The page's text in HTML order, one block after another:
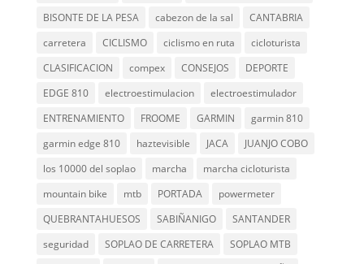
BISONTE DE LA PESA
cabezon de la sal
CANTABRIA
carretera
CICLISMO ciclismo en ruta
cicloturista
CLASIFICACION
compex CONSEJOS
DEPORTE
EDGE 810
electroestimulacion
electroestimulador
ENTRENAMIENTO
FROOME GARMIN
garmin 810
garmin edge 810
haztevisible JACA
JUANJO COBO
los 10000 del soplao
marcha
marcha cicloturista
mountain bike
mtb PORTADA
powermeter
QUEBRANTAHUESOS
SABIÑANIGO
SANTANDER
seguridad
SOPLAO DE CARRETERA
SOPLAO MTB